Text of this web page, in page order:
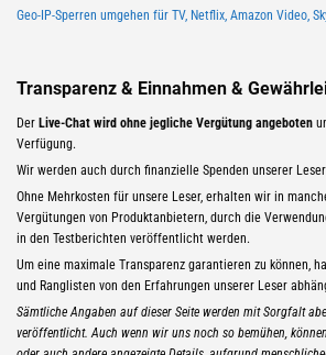
Geo-IP-Sperren umgehen für TV, Netflix, Amazon Video,
Transparenz & Einnahmen &
Der Live-Chat wird ohne jegliche Vergütung angeboten
Verfügung.
Wir werden auch durch finanzielle Spenden unserer
Ohne Mehrkosten für unsere Leser, erhalten wir in
Vergütungen von Produktanbietern, durch die
in den Testberichten veröffentlicht werden.
Um eine maximale Transparenz garantieren zu können,
und Ranglisten von den Erfahrungen unserer Leser
Sämtliche Angaben auf dieser Seite werden mit Sorgfalt
veröffentlicht. Auch wenn wir uns noch so bemühen,